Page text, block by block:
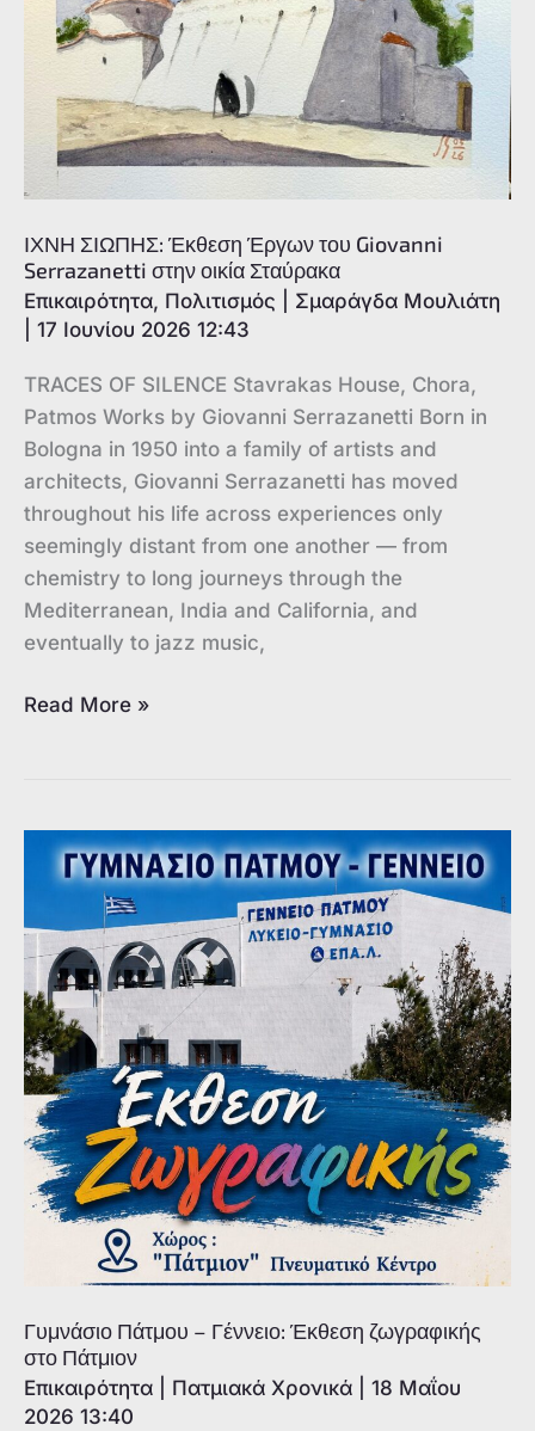
έκθεση
«Αποκυήματα
Figments»
Κουμπουρλή
στην
Οικία
Σταύρακα
ΙΧΝΗ ΣΙΩΠΗΣ: Έκθεση Έργων του Giovanni
Serrazanetti στην οικία Σταύρακα
Επικαιρότητα, Πολιτισμός
Σμαράγδα Μουλιάτη
17 Ιουνίου 2026 12:43
TRACES OF SILENCE Stavrakas House, Chora,
Patmos Works by Giovanni Serrazanetti Born in
Bologna in 1950 into a family of artists and
architects, Giovanni Serrazanetti has moved
throughout his life across experiences only
seemingly distant from one another — from
chemistry to long journeys through the
Mediterranean, India and California, and
eventually to jazz music,
ΙΧΝΗ
του
Giovanni
Serrazanetti
στην
οικία
Σταύρακα
Read More »
Γυμνάσιο Πάτμου – Γέννειο: Έκθεση ζωγραφικής
στο Πάτμιον
Επικαιρότητα Πατμιακά Χρονικά
18 Μαΐου
2026 13:40